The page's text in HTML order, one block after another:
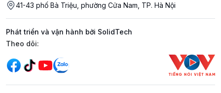
41-43 phố Bà Triệu, phường Cửa Nam, TP. Hà Nội
Phát triển và vận hành bởi SolidTech
Mạng xã hội
Theo dõi: